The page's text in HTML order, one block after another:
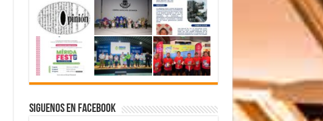
Siguenos en Facebook